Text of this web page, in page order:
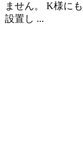
ません。 K様に
設置し ...